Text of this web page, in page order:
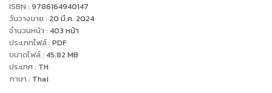
ISBN : 9786164940147
วันวางขาย : 20 มี.ค. 2024
จำนวนหน้า : 403 หน้า
ประเภทไฟล์: PDF
ขนาดไฟล์: 45.82 MB
ประเทศ: TH
ภาษา : Thai